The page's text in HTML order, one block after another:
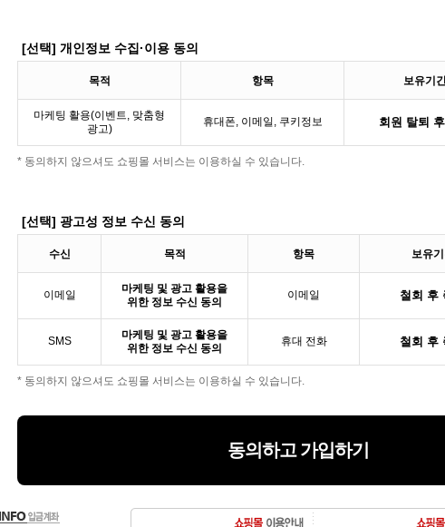
[선택] 개인정보 수집·이용 동의
목적 항목 보유기
마케팅 활용(이벤트, 맞춤형
광고)
휴대폰, 이메일, 쿠키정보 회원 탈퇴
* 동의하지 않으셔도 쇼핑몰 서비스는 이용하실 수 있습니다.
[선택] 광고성 정보 수신 동의
수신 목적 항목 보유
이메일
마케팅 및 광고 활용을
위한 정보 수신 동의
이메일 철회 후
SMS
마케팅 및 광고 활용을
위한 정보 수신 동의
휴대 전화 철회 후
* 동의하지 않으셔도 쇼핑몰 서비스는 이용하실 수 있습니다.
동의하고 가입하기